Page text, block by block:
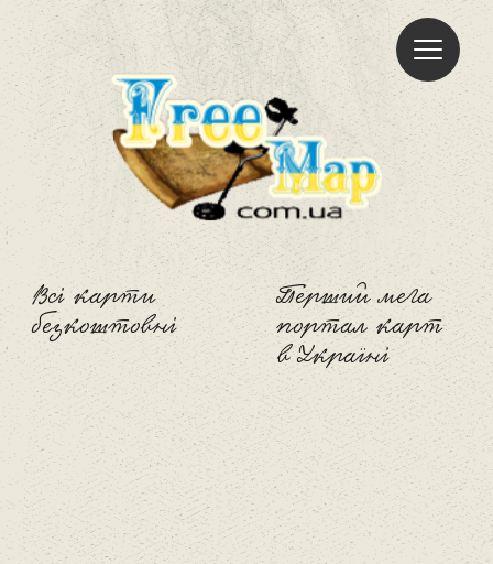
Всі карти
безкоштовні
Freemap
Перший мега
портал карт
в Україні